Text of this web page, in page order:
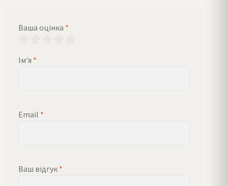
Ваша оцінка *
Ім'я *
Email *
Ваш відгук *